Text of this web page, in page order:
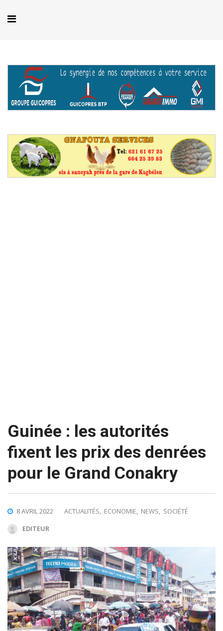
Guinée : les autorités
fixent les prix des denrées
pour le Grand Conakry
8 AVRIL 2022 ACTUALITÉS, ECONOMIE, NEWS, SOCIÉTÉ
EDITEUR